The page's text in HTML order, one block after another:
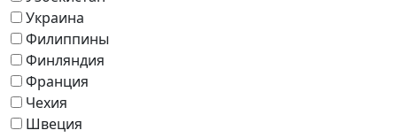
Украина
Филиппины
Финляндия
Франция
Чехия
Швеция